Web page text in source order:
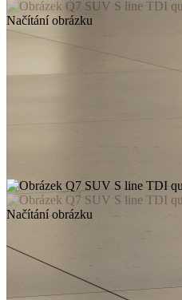
Načítání obrázku
Načítání obrázku